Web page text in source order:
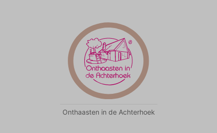
Onthaasten in de Achterhoek